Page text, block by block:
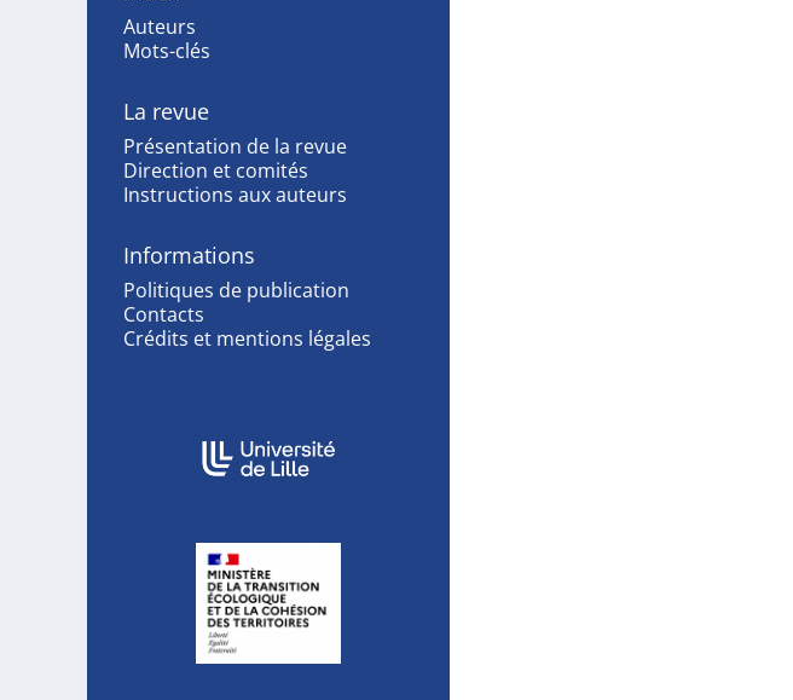
Auteurs
Mots-clés
La revue
Présentation de la revue
Direction et comités
Instructions aux auteurs
Informations
Politiques de publication
Contacts
Crédits et mentions légales
Affiliations/partenaires